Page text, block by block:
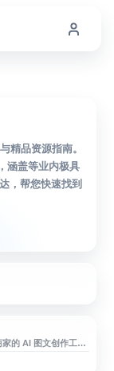
精品资源指南。
涵盖等业内极具
，帮您快速找到
的 AI 图文创作工
键排版与多平台发
海报设计、封面制